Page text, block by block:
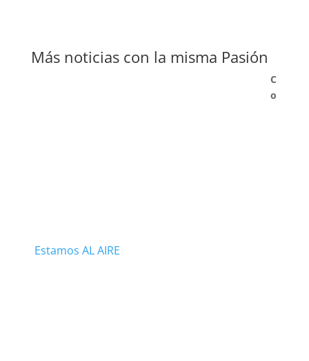
Más noticias con la misma Pasión
Estamos AL AIRE
C
o